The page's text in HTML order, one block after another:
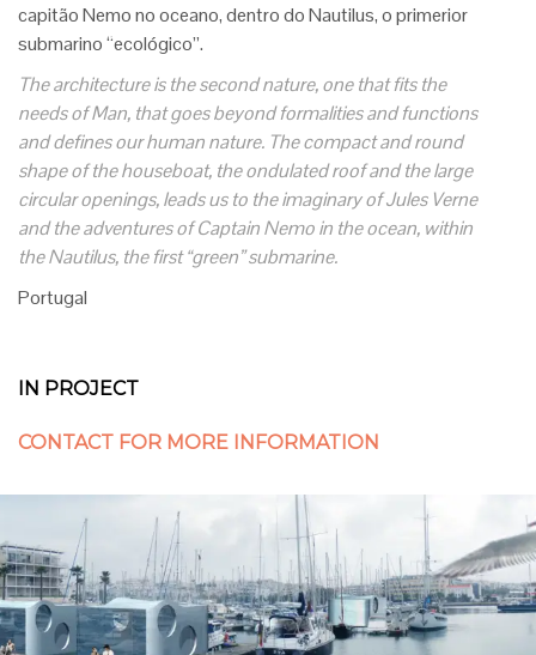
capitão Nemo no oceano, dentro do Nautilus, o primerior
submarino “ecológico”.
The architectureisthesecond nature, one thatfits the
needs of Man, that goes beyond formalitiesand functions
anddefines ourhuman nature. Thecompact and round
shape ofthehouseboat, the ondulatedroofand the large
circular openings, leads usto the imaginaryofJules Verne
and the adventures of CaptainNemoin the ocean, within
theNautilus, thefirst“green”submarine.
Portugal
IN PROJECT
CONTACT FOR MORE INFORMATION